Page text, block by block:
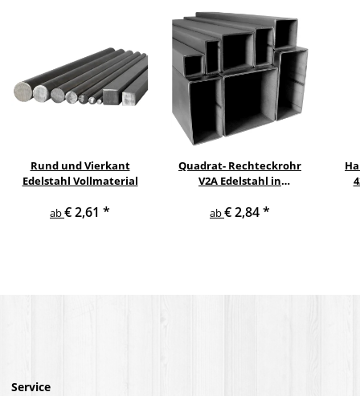
Rund und Vierkant
Edelstahl Vollmaterial
ab€ 2,61 *
Quadrat- Rechteckrohr
V2A Edelstahl in
Querschnitten und
ab€ 2,84*
Service